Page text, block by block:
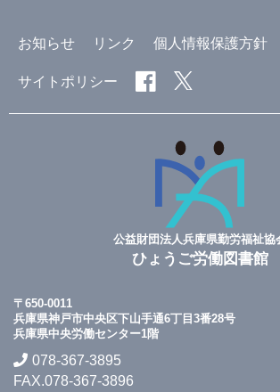
お知らせ リンク 個人情報保護方針
サイトポリシー
公益財団法人兵庫県勤労福祉協
ひょうご労働図書館
〒650-0011
兵庫県神戸市中央区下山手通6丁目3番28号
兵庫県中央労働センター1階
078-367-3895
FAX.078-367-3896